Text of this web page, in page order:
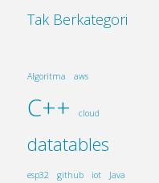
Tak Berkategori
Algoritma aws
C++ cloud
datatables
esp32 github iot Java